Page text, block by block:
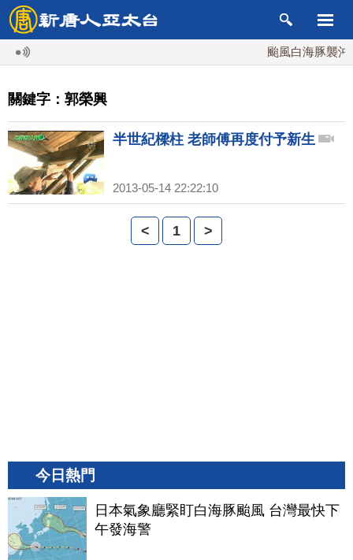
颱風白海豚襲沖
關鍵字：郭榮興
半世紀樑柱 老師傅再度付予新生
2013-05-14 22:22:10
< 1 >
今日熱門
日本氣象廳緊盯白海豚颱風 台灣最快下
午發海警